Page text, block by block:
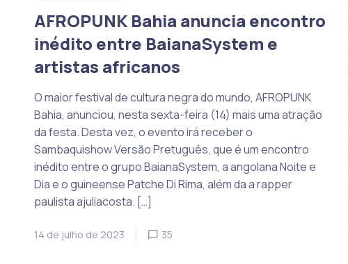
AFROPUNK Bahia anuncia encontro
inédito entre BaianaSystem e
artistas africanos
O maior festival de cultura negra do mundo, AFROPUNK
Bahia, anunciou, nesta sexta-feira (14) mais uma atração
da festa. Desta vez, o evento irá receber o
Sambaquishow Versão Pretuguês, que é um encontro
inédito entre o grupo BaianaSystem, a angolana Noite e
Dia e o guineense Patche Di Rima, além da a rapper
paulista ajuliacosta. […]
14 de julho de 2023 35